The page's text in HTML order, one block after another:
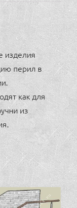
изделия
перил в
как для
из